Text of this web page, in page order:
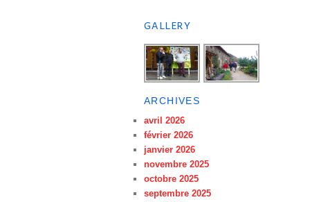
GALLERY
ARCHIVES
avril 2026
février 2026
janvier 2026
novembre 2025
octobre 2025
septembre 2025